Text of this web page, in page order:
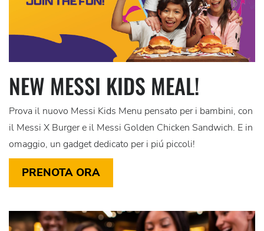
NEW MESSI KIDS MEAL!
Prova il nuovo Messi Kids Menu pensato per i bambini, con
il Messi X Burger e il Messi Golden Chicken Sandwich. E in
omaggio, un gadget dedicato per i piú piccoli!
PRENOTA ORA